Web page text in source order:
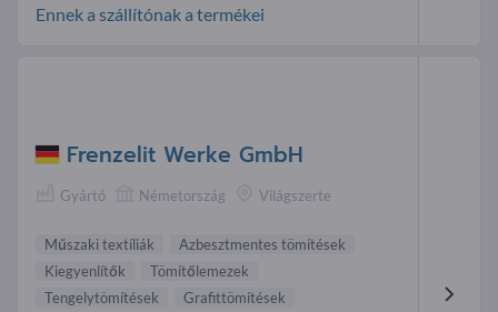
Ennek a szállítónak a termékei
Frenzelit Werke GmbH
Gyártó Németország Világszerte
Műszaki textíliák
Azbesztmentes tömítések
Kiegyenlítők
Tömítőlemezek
Tengelytömítések
Grafittömítések